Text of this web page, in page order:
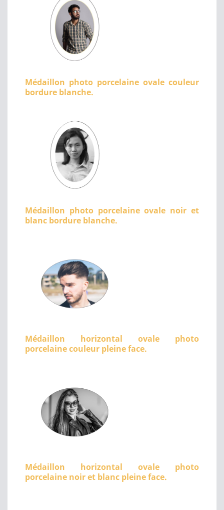
Médaillon photo porcelaine ovale couleur
bordure blanche.
Médaillon photo porcelaine ovale noir et
blanc bordure blanche.
Médaillon horizontal ovale photo
porcelaine couleur pleine face.
Médaillon horizontal ovale photo
porcelaine noir et blanc pleine face.